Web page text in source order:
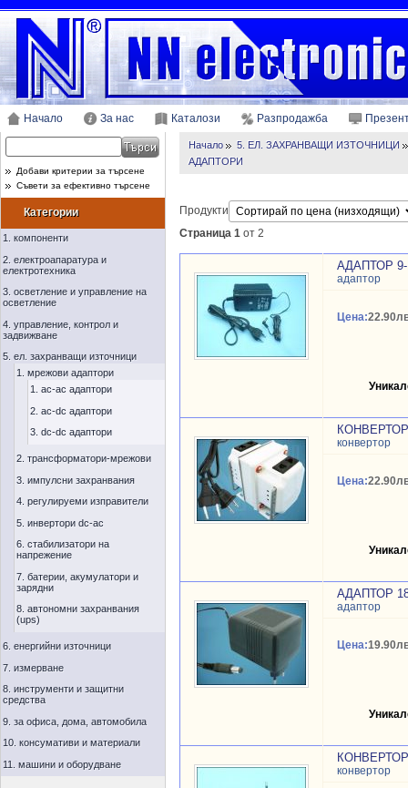
Начало За нас Каталози Разпродажба
Добави критерии за търсене
Съвети за ефективно търсене
Категории
1. компоненти
2. електроапаратура и
електротехника
3. осветление и управление на
осветление
4. управление, контрол и
задвижване
5. ел. захранващи източници
1. мрежови адаптори
1. ac-ac адаптори
2. ac-dc адаптори
3. dc-dc адаптори
2. трансформатори-мрежови
3. импулсни захранвания
4. регулируеми изправители
5. инвертори dc-ac
6. стабилизатори на
напрежение
7. батерии, акумулатори и
зарядни
8. автономни захранвания
(ups)
6. енергийни източници
7. измерване
8. инструменти и защитни
средства
9. за офиса, дома, автомобила
10. консумативи и материали
11. машини и оборудване
Начало
5. ЕЛ. ЗАХРАНВАЩИ ИЗТОЧНИЦИ
АДАПТОРИ
Продукти
Страница 1 от 2
АДАПТОР 9-
адаптор
Цена:
КОНВЕРТОР
конвертор
Цена:
АДАПТОР
адаптор
Цена:
КОНВЕРТОР
конвертор